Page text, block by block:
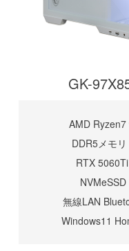
GK-
AMD
DDR5メモ
RTX
無線LAN
Windows11